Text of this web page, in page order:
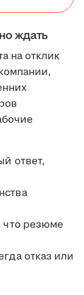
ждать
на отклик
ответ,
что резюме
отказ или